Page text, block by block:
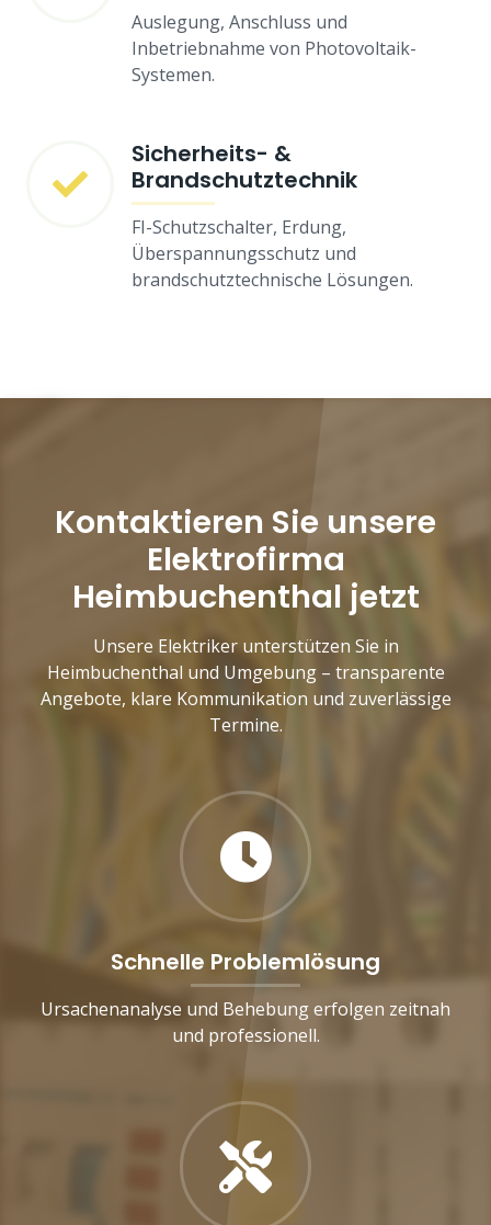
Auslegung, Anschluss und
Inbetriebnahme von Photovoltaik-
Systemen.
Sicherheits- &
Brandschutztechnik
FI-Schutzschalter, Erdung,
Überspannungsschutz und
brandschutztechnische Lösungen.
Kontaktieren Sie unsere
Elektrofirma
Heimbuchenthal jetzt
Unsere Elektriker unterstützen Sie in
Heimbuchenthal und Umgebung – transparente
Angebote, klare Kommunikation und zuverlässige
Termine.
Schnelle Problemlösung
Ursachenanalyse und Behebung erfolgen zeitnah
und professionell.